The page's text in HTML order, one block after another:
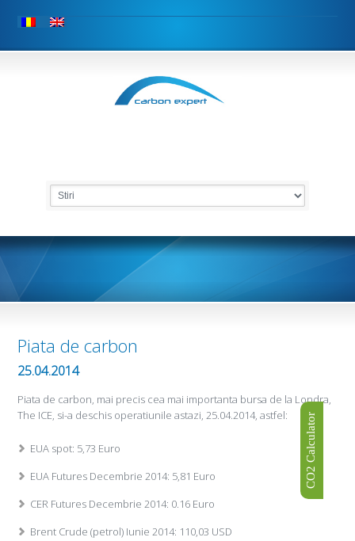
Piata de carbon
25.04.2014
Piata de carbon, mai precis cea mai importanta bursa de la Londra,
The ICE, si-a deschis operatiunile astazi, 25.04.2014, astfel:
EUA spot: 5,73 Euro
EUA Futures Decembrie 2014: 5,81 Euro
CER Futures Decembrie 2014: 0.16 Euro
Brent Crude (petrol) Iunie 2014: 110,03 USD
CO2 Calculator